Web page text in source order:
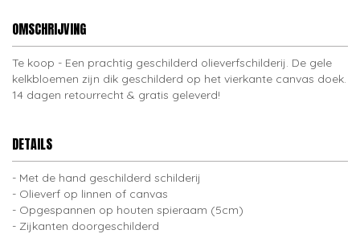
OMSCHRIJVING
Te koop - Een prachtig geschilderd olieverfschilderij. De gele
kelkbloemen zijn dik geschilderd op het vierkante canvas doek.
14 dagen retourrecht & gratis geleverd!
DETAILS
Met de hand geschilderd schilderij
Olieverf op linnen of canvas
Opgespannen op houten spieraam (5cm)
Zijkanten doorgeschilderd